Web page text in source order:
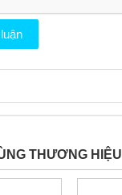
THƯƠNG HIỆU